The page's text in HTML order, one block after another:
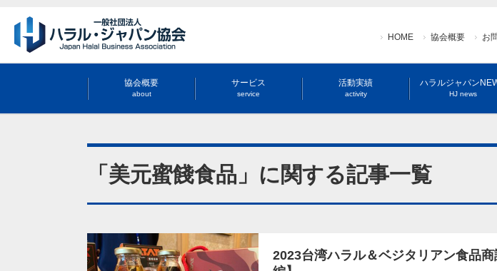
HOME 協会概要 お
協会概要
about
サービス
service
活動実績
activity
ハラルジャパン
HJ news
「美元蜜餞食品」に関する記事一覧
2023台湾ハラル＆ベジタリアン食品